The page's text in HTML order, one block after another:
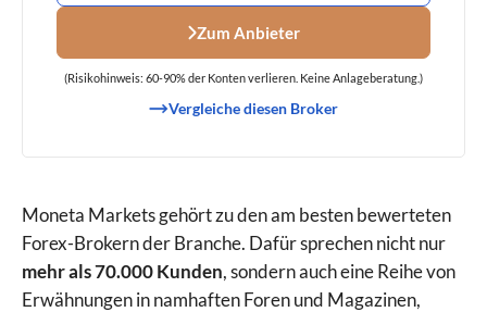
Zum Anbieter
(Risikohinweis: 60-90% der Konten verlieren. Keine Anlageberatung.)
Vergleiche diesen Broker
Moneta Markets gehört zu den am besten bewerteten
Forex-Brokern der Branche. Dafür sprechen nicht nur
mehr als 70.000 Kunden, sondern auch eine Reihe von
Erwähnungen in namhaften Foren und Magazinen,